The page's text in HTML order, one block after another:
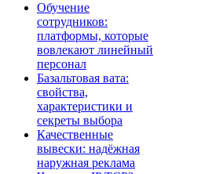
Обучение
сотрудников:
платформы, которые
вовлекают линейный
персонал
Базальтовая вата:
свойства,
характеристики и
секреты выбора
Качественные
вывески: надёжная
наружная реклама